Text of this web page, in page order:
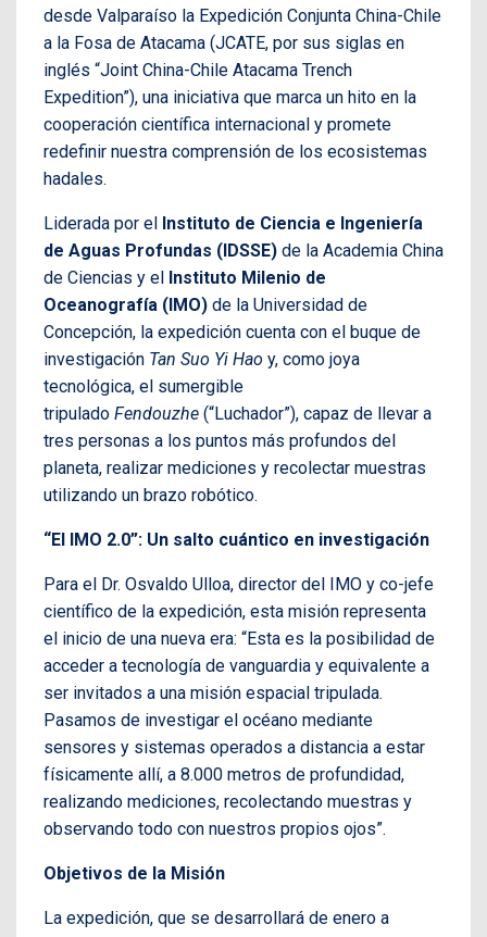
desde Valparaíso la Expedición Conjunta China-Chile
a la Fosa de Atacama (JCATE, por sus siglas en
inglés “Joint China-Chile Atacama Trench
Expedition”), una iniciativa que marca un hito en la
cooperación científica internacional y promete
redefinir nuestra comprensión de los ecosistemas
hadales.
Liderada por el Instituto de Ciencia e Ingeniería
de Aguas Profundas (IDSSE) de la Academia China
de Ciencias y el Instituto Milenio de
Oceanografía (IMO) de la Universidad de
Concepción, la expedición cuenta con el buque de
investigación Tan Suo Yi Hao y, como joya
tecnológica, el sumergible
tripulado Fendouzhe (“Luchador”), capaz de llevar a
tres personas a los puntos más profundos del
planeta, realizar mediciones y recolectar muestras
utilizando un brazo robótico.
“El IMO 2.0”: Un salto cuántico en investigación
Para el Dr. Osvaldo Ulloa, director del IMO y co-jefe
científico de la expedición, esta misión representa
el inicio de una nueva era: “Esta es la posibilidad de
acceder a tecnología de vanguardia y equivalente a
ser invitados a una misión espacial tripulada.
Pasamos de investigar el océano mediante
sensores y sistemas operados a distancia a estar
físicamente allí, a 8.000 metros de profundidad,
realizando mediciones, recolectando muestras y
observando todo con nuestros propios ojos”.
Objetivos de la Misión
La expedición, que se desarrollará de enero a